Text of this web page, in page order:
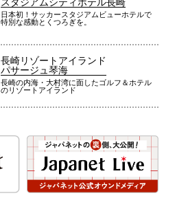
スタジアムシティホテル長崎
日本初！サッカースタジアムビューホテルで
特別な感動とくつろぎを。
長崎リゾートアイランド
パサージュ琴海
長崎の内海・大村湾に面したゴルフ＆ホテル
のリゾートアイランド